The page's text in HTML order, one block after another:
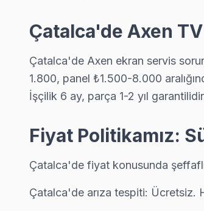
Dağyenice Axen Servis
Dağyenice Axen Anakart Tamiri →
Elbasan Axen Servis
Elbasan Axen Açılmıyor Arıza →
Fatih sakinleri için Axen TV tamir
Fatih Axen Anakart Tamiri →
Çatalca'de Axen
Çatalca'de Axen ekran servis
1.800, panel ₺1.500-8.000
İşçilik 6 ay, parça 1-2 yıl
Fiyat Politikamız:
Çatalca'de fiyat konusunda
Çatalca'de arıza tespiti: Ücretsiz.